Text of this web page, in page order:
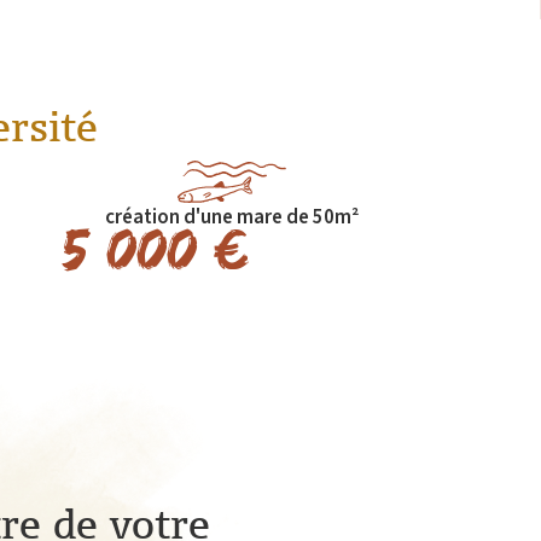
5 000 €
création d'une mare de 50m²
de votre